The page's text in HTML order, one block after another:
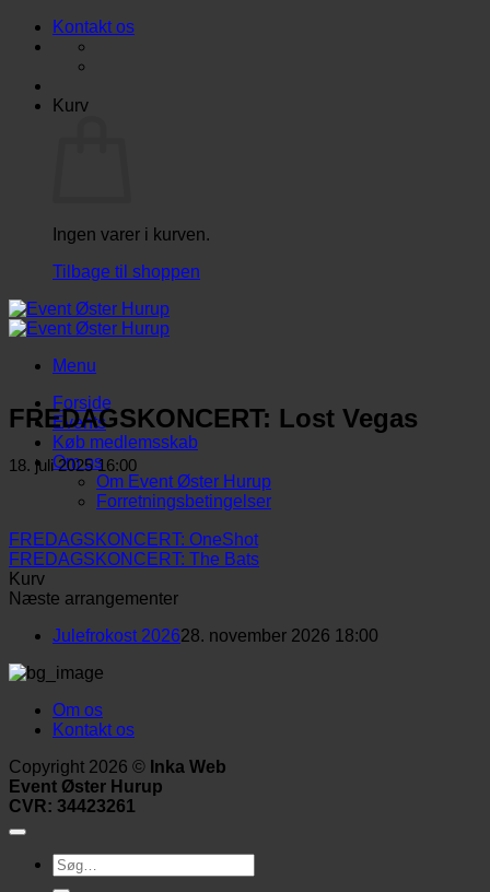
FortsætKontakt os
Kurv
Ingen varer i kurven.
Tilbage til shoppen
Menu
Forside
Events
Køb medlemsskab
Om os
Om Event Øster Hurup
Forretningsbetingelser
FREDAGSKONCERT: Lost Vegas
18. juli 2025 16:00
FREDAGSKONCERT: OneShot
FREDAGSKONCERT: The Bats
Kurv
Næste arrangementer
Julefrokost 202628. november 2026 18:00
Om os
Kontakt os
Copyright 2026 © Inka Web
Event Øster Hurup
CVR: 34423261
Søg
efter: